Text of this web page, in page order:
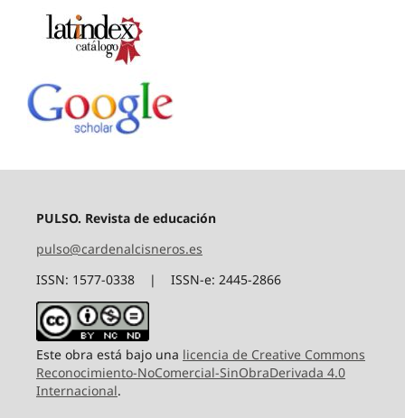
PULSO. Revista de educación
pulso@cardenalcisneros.es
ISSN: 1577-0338 | ISSN-e: 2445-2866
Este obra está bajo una licencia de Creative Commons
Reconocimiento-NoComercial-SinObraDerivada 4.0
Internacional.